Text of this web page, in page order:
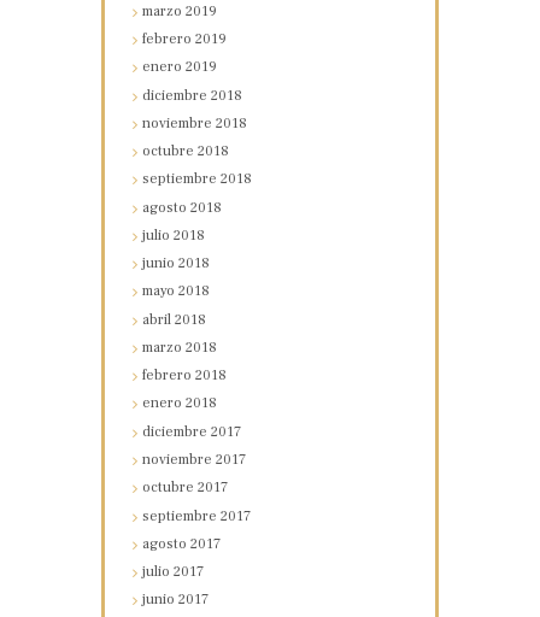
marzo2019
febrero2019
enero2019
diciembre2018
noviembre2018
octubre2018
septiembre2018
agosto2018
julio2018
junio2018
mayo2018
abril2018
marzo2018
febrero2018
enero2018
diciembre2017
noviembre2017
octubre2017
septiembre2017
agosto2017
julio2017
junio2017